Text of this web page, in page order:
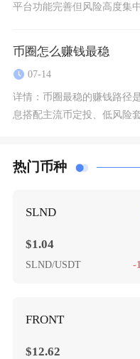
平台功能完善但风险高度集
币圈怎么赚钱最稳
07-14
详情： 币圈最稳的赚钱路径
息搭配主流币定投、低风险
热门币种
SLND
$1.04
SLND/USDT -
FRONT
$12.62